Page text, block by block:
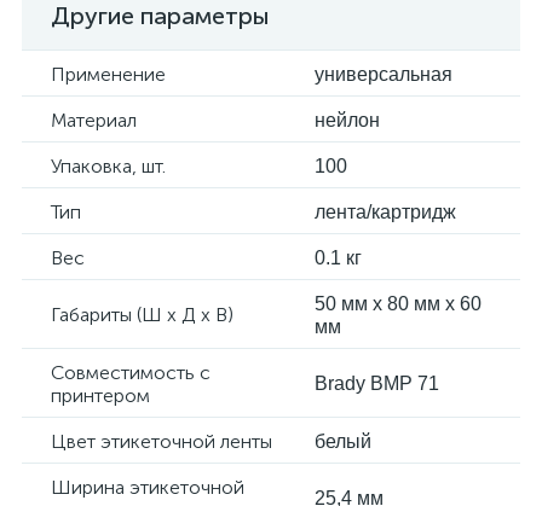
Другие параметры
Применение универсальная
Материал нейлон
Упаковка, шт. 100
Тип лента/картридж
Вес 0.1 кг
Габариты (Ш х Д х В)
50 мм x 80 мм x 60
мм
Совместимость с
принтером
Brady BMP 71
Цвет этикеточной ленты белый
Ширина этикеточной
25,4 мм